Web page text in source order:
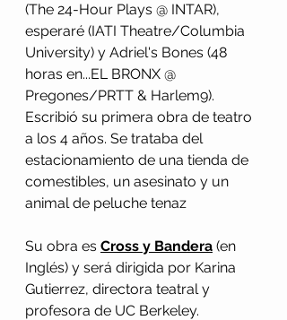
(The 24-Hour Plays @ INTAR),
esperaré (IATI Theatre/Columbia
University) y Adriel's Bones (48
horas en...EL BRONX @
Pregones/PRTT & Harlem9).
Escribió su primera obra de teatro
a los 4 años. Se trataba del
estacionamiento de una tienda de
comestibles, un asesinato y un
animal de peluche tenaz
Su obra es Cross y Bandera (en
Inglés) y será dirigida por Karina
Gutierrez, directora teatral y
profesora de UC Berkeley.